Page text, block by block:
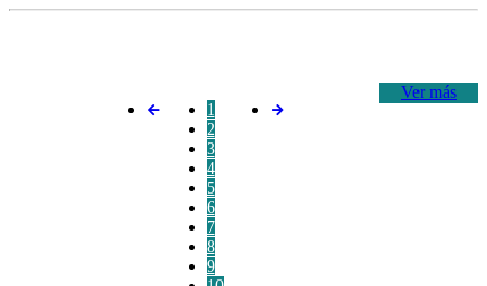
Ver más
1
2
3
4
5
6
7
8
9